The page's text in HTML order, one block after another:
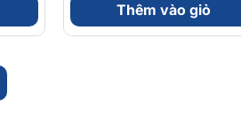
Thêm vào giỏ